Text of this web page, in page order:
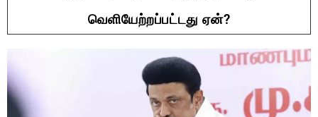
வெளியேற்றப்பட்டது ஏன்?